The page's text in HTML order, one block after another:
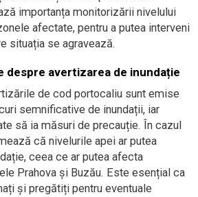
importanța monitorizării nivelului
afectate, pentru a putea interveni
situația se agravează.
despre avertizarea de inundație
de cod portocaliu sunt emise
semnificative de inundații, iar
să ia măsuri de precauție. În cazul
că nivelurile apei ar putea
ceea ce ar putea afecta
Prahova și Buzău. Este esențial ca
și pregătiți pentru eventuale